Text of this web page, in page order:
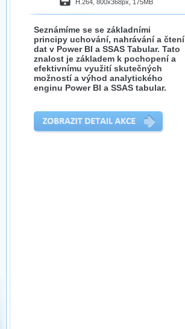
H.264, 800x368px, 175MB
Seznámíme se se základními
principy uchování, nahrávání a čtení
dat v Power BI a SSAS Tabular. Tato
znalost je základem k pochopení a
efektivnímu využití skutečných
možností a výhod analytického
enginu Power BI a SSAS tabular.